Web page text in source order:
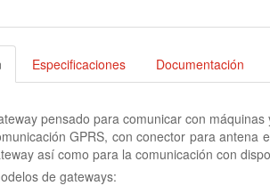
Especificaciones Documentación
pensado para comunicar con
GPRS, con conector para
así como para la comunicación con
de gateways: